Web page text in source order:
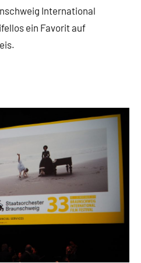
International
ein Favorit auf